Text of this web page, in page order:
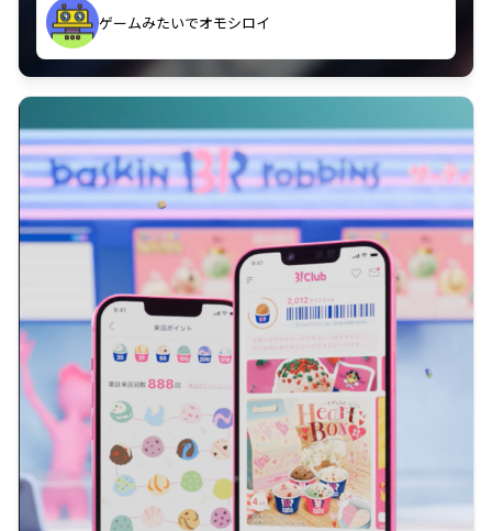
夢中で推しモビを探してビッグサイトで6時間も滞在
してしまった
久々のモーターショーがアプリでもっと楽しめました